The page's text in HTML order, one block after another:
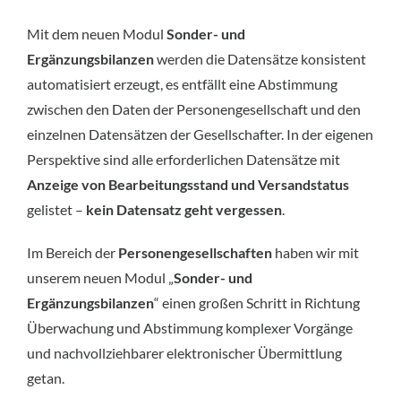
Mit dem neuen Modul Sonder- und
Ergänzungsbilanzenwerden die Datensätze konsistent
automatisiert erzeugt, es entfällt eine Abstimmung
zwischen den Daten der Personengesellschaft und den
einzelnen Datensätzen der Gesellschafter. In der eigenen
Perspektive sind alle erforderlichen Datensätze mit
Anzeige von Bearbeitungsstand und Versandstatus
gelistet – kein Datensatz geht vergessen
Im Bereich der Personengesellschaften haben wir mit
unserem neuen Modul „ Sonder- und
Ergänzungsbilanzen“ einen großen Schritt in Richtung
Überwachung und Abstimmung komplexer Vorgänge
und nachvollziehbarer elektronischer Übermittlung
getan.